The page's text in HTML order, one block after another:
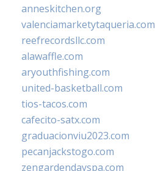
anneskitchen.org
valenciamarketytaqueria.com
reefrecordsllc.com
alawaffle.com
aryouthfishing.com
united-basketball.com
tios-tacos.com
cafecito-satx.com
graduacionviu2023.com
pecanjackstogo.com
zengardendayspa.com